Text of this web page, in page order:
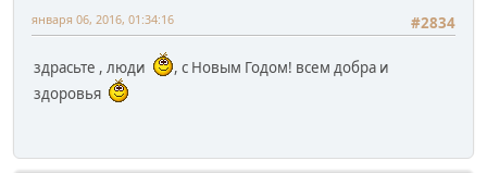
#2834
января 06, 2016, 01:34:16
здрасьте , люди
, с Новым Годом! всем добра и
здоровья